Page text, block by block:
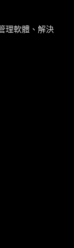
理軟體、解決